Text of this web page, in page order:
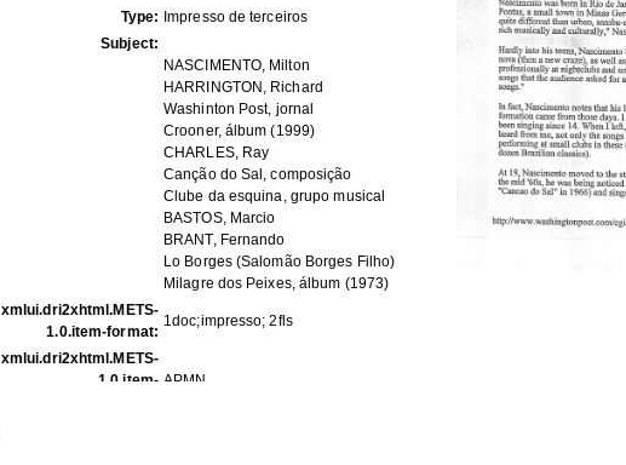
Type: Impresso de terceiros
Subject:
NASCIMENTO, Milton
HARRINGTON, Richard
Washinton Post, jornal
Crooner, álbum (1999)
CHARLES, Ray
Canção do Sal, composição
Clube da esquina, grupo musical
BASTOS, Marcio
BRANT, Fernando
Lo Borges (Salomão Borges Filho)
Milagre dos Peixes, álbum (1973)
xmlui.dri2xhtml.METS-
1.0.item-format:
1doc;impresso; 2fls
xmlui.dri2xhtml.METS-
1.0.item- APMN